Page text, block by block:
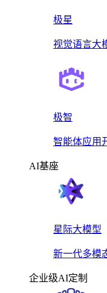
极星
视觉语言大
极智
智能体应用
AI基座
星际大模型
新一代多模
企业级AI定制